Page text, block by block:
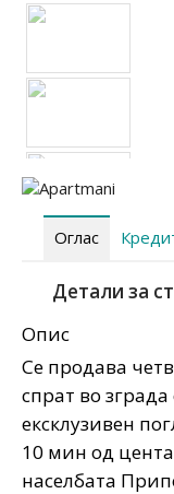
Оглас
Детали за
Опис
Се продава
спрат во
ексклузивен
10 мин од
населбата